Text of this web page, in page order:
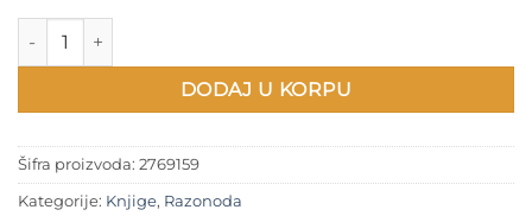
Držač za knjige količina
DODAJ U KORPU
Šifra proizvoda: 2769159
Kategorije: Knjige, Razonoda